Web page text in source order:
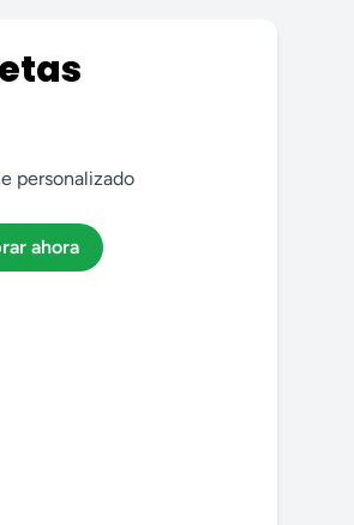
personalizado
ahora